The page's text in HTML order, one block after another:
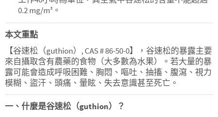
0.2 mg/m3 。
本文重點
【谷速松（guthion）, CAS # 86-50-0】，谷速松的暴露主要
來自攝取含有農藥的食物（大多數為水果）。若大量的暴
露可能會造成呼吸困難、胸悶、嘔吐、抽搐、腹瀉、視力
模糊、盜汗、頭痛、暈眩、失去意識甚至死亡。
一、什麼是谷速松（guthion）？